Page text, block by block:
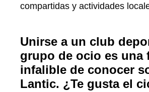
compartidas y actividades
Unirse a un club
grupo de ocio es una
infalible de conocer
Lantic. ¿Te gusta el